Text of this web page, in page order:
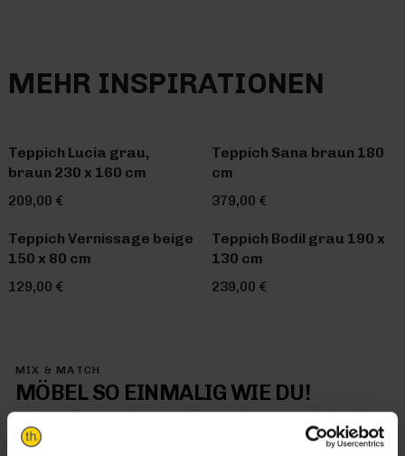
MEHR INSPIRATIONEN
Teppich Lucia grau,
braun 230 x 160 cm
209,00 €
Teppich Sana braun 180
cm
379,00 €
Teppich Vernissage beige
150 x 80 cm
129,00 €
Teppich Bodil grau 190 x
130 cm
239,00 €
MIX & MATCH
MÖBEL SO EINMALIG WIE DU!
Mit Trendhopper Mix & Match kommt jetzt genau dein Stil in
dein Zuhause – denn hier kombinierst du einfach alles so, wie